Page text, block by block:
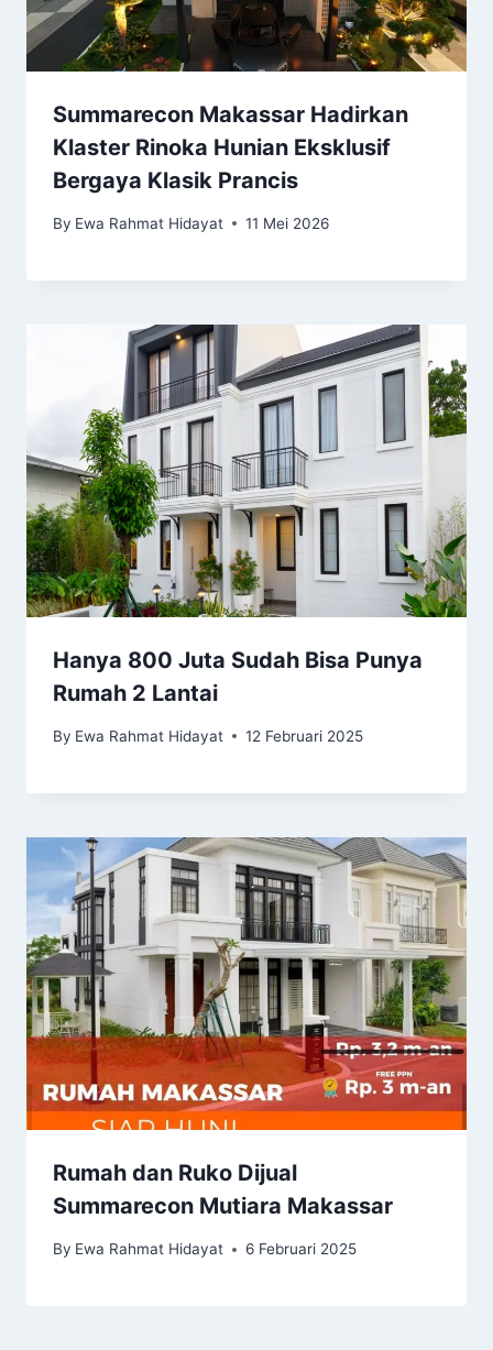
Summarecon Makassar Hadirkan
Klaster Rinoka Hunian Eksklusif
Bergaya Klasik Prancis
By Ewa Rahmat Hidayat 11 Mei 2026
Hanya 800 Juta Sudah Bisa Punya
Rumah 2 Lantai
By Ewa Rahmat Hidayat 12 Februari 2025
Rumah dan Ruko Dijual
Summarecon Mutiara Makassar
By Ewa Rahmat Hidayat 6 Februari 2025